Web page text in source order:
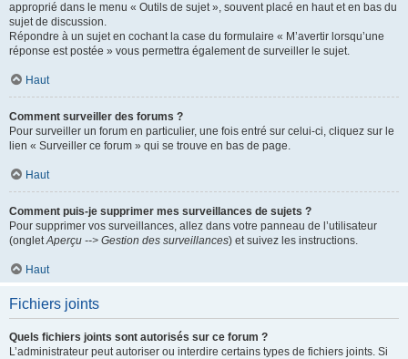
approprié dans le menu « Outils de sujet », souvent placé en haut et en bas du
sujet de discussion.
Répondre à un sujet en cochant la case du formulaire « M’avertir lorsqu’une
réponse est postée » vous permettra également de surveiller le sujet.
Haut
Comment surveiller des forums ?
Pour surveiller un forum en particulier, une fois entré sur celui-ci, cliquez sur le
lien « Surveiller ce forum » qui se trouve en bas de page.
Haut
Comment puis-je supprimer mes surveillances de sujets ?
Pour supprimer vos surveillances, allez dans votre panneau de l’utilisateur
(ongletAperçu --> Gestion des surveillances) et suivez les instructions.
Haut
Fichiers joints
Quels fichiers joints sont autorisés sur ce forum ?
L’administrateur peut autoriser ou interdire certains types de fichiers joints. Si